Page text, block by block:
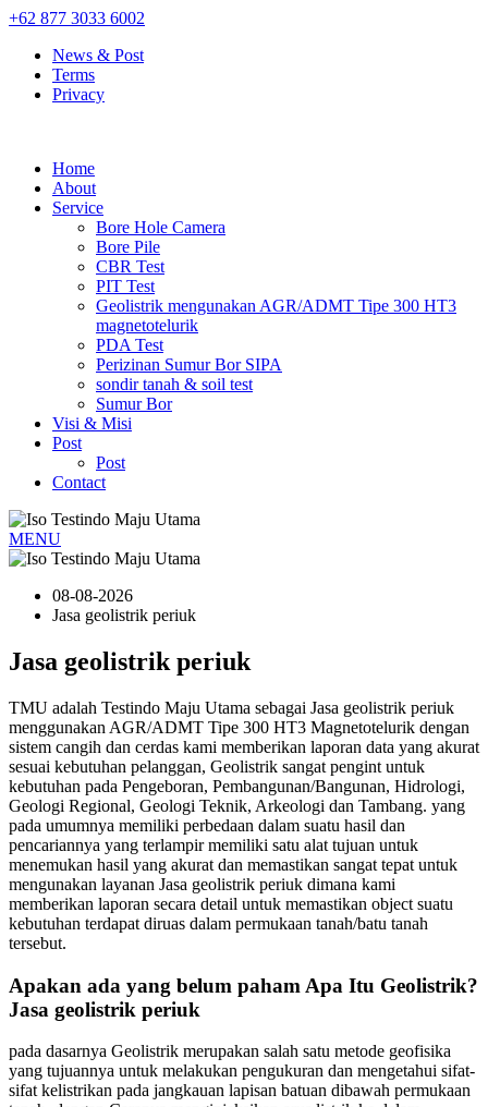
+62 877 3033 6002
News & Post
Terms
Privacy
Home
About
Service
Bore Hole Camera
Bore Pile
CBR Test
PIT Test
Geolistrik mengunakan AGR/ADMT Tipe 300 HT3
magnetotelurik
PDA Test
Perizinan Sumur Bor SIPA
sondir tanah & soil test
Sumur Bor
Visi & Misi
Post
Post
Contact
MENU
08-08-2026
Jasa geolistrik periuk
Jasa geolistrik periuk
TMU adalah Testindo Maju Utama sebagai Jasa geolistrik periuk
menggunakan AGR/ADMT Tipe 300 HT3 Magnetotelurik dengan
sistem cangih dan cerdas kami memberikan laporan data yang akurat
sesuai kebutuhan pelanggan, Geolistrik sangat pengint untuk
kebutuhan pada Pengeboran, Pembangunan/Bangunan, Hidrologi,
Geologi Regional, Geologi Teknik, Arkeologi dan Tambang. yang
pada umumnya memiliki perbedaan dalam suatu hasil dan
pencariannya yang terlampir memiliki satu alat tujuan untuk
menemukan hasil yang akurat dan memastikan sangat tepat untuk
mengunakan layanan Jasa geolistrik periuk dimana kami
memberikan laporan secara detail untuk memastikan object suatu
kebutuhan terdapat diruas dalam permukaan tanah/batu tanah
tersebut.
Apakan ada yang belum paham Apa Itu Geolistrik?
Jasa geolistrik periuk
pada dasarnya Geolistrik merupakan salah satu metode geofisika
yang tujuannya untuk melakukan pengukuran dan mengetahui sifat-
sifat kelistrikan pada jangkauan lapisan batuan dibawah permukaan